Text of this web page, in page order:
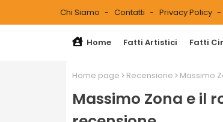
Chi Siamo Contatti Privacy Policy
Home Fatti Artistici Fatti
Home page Recensione Massimo
Massimo Zona e il